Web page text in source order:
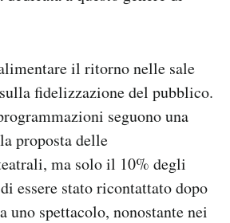
il ritorno nelle sale
fidelizzazione del pubblico.
seguono una
proposta delle
ma solo il 10% degli
essere stato ricontattato dopo
uno spettacolo, nonostante nei